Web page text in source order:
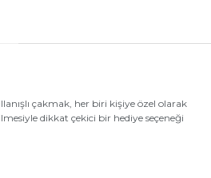
çakmak, her biri kişiye özel olarak
dikkat çekici bir hediye seçeneği